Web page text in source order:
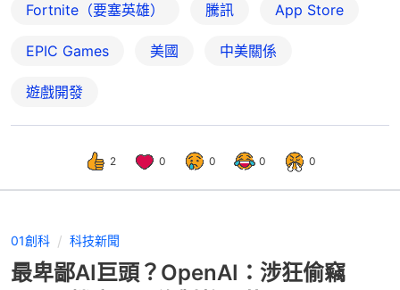
Fortnite（要塞英雄） 騰訊 App Store
EPIC Games 美國 中美關係
遊戲開發
2 0 0 0 0
01創科 科技新聞
最卑鄙AI巨頭？OpenAI：涉狂偷竊